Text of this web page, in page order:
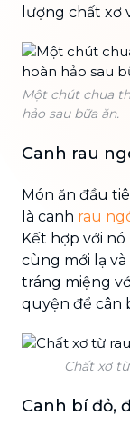
lượng chất xơ
Một chút chua
hảo sau bữa ăn.
Canh rau
Món ăn đầu
là canh rau
Kết hợp với nó
cùng mới lạ
tráng miệng
quyện để cân
Chất xơ
Canh bí đỏ,